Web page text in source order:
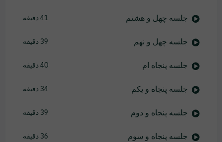
جلسه چهل و هشتم 41 دقیقه
جلسه چهل و نهم 39 دقیقه
جلسه پنجاه ام 40 دقیقه
جلسه پنجاه و یکم 34 دقیقه
جلسه پنجاه و دوم 39 دقیقه
جلسه پنجاه و سوم 36 دقیقه